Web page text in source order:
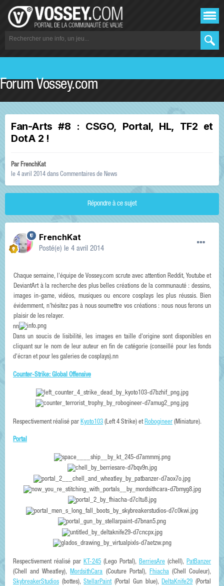
Forum Vossey.com
Fan-Arts #8 : CSGO, Portal, HL, TF2 et
DotA 2 !
ParFrenchKat
le 4 avril 2014 dans Commentaires de News
Répondre à ce sujet
FrenchKat
Posté(e) le 4 avril 2014
Chaque semaine, l'équipe de Vossey.com scrute avec attention Reddit, Youtube et
DeviantArt à la recherche des plus belles créations de la communauté : dessins,
images in-game, vidéos, musiques ou encore cosplays les plus réussis. Bien
évidemment, n'hésitez pas à nous soumettre vos créations : nous nous ferons un
plaisir de les relayer.
nn
Dans un soucis de lisibilité, les images en taille d'origine sont disponibles en
cliquant sur le nom de leur auteur en fin de catégorie (conseillé pour les fonds
d'écran et pour les galeries de cosplays).nn
Counter-Strike: Global Offensive
Respectivement réalisé par Kyoto103 (Left 4 Strike) etRobogineer (Miniature).
Portal
Respectivement réalisé par KT-245 (Lego Portal), BerriesAre (chell), PatBanzer
(Chell and Wheatley),MordsithCara (Couture Portal), Fhiacha(Chell Couleur),
SkybreakerStudios (bottes),StellarPaint(Portal Gun blue),DeltaKnife29 (Portal